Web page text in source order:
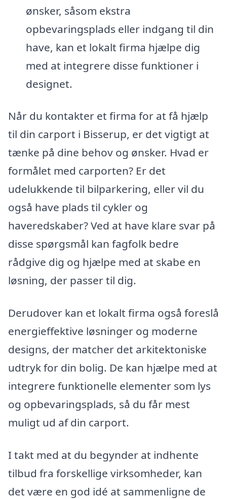
ønsker, såsom ekstra
opbevaringsplads eller indgang til din
have, kan et lokalt firma hjælpe dig
med at integrere disse funktioner i
designet.
Når du kontakter et firma for at få hjælp
til din carport i Bisserup, er det vigtigt at
tænke på dine behov og ønsker. Hvad er
formålet med carporten? Er det
udelukkende til bilparkering, eller vil du
også have plads til cykler og
haveredskaber? Ved at have klare svar på
disse spørgsmål kan fagfolk bedre
rådgive dig og hjælpe med at skabe en
løsning, der passer til dig.
Derudover kan et lokalt firma også foreslå
energieffektive løsninger og moderne
designs, der matcher det arkitektoniske
udtryk for din bolig. De kan hjælpe med at
integrere funktionelle elementer som lys
og opbevaringsplads, så du får mest
muligt ud af din carport.
I takt med at du begynder at indhente
tilbud fra forskellige virksomheder, kan
det være en god idé at sammenligne de